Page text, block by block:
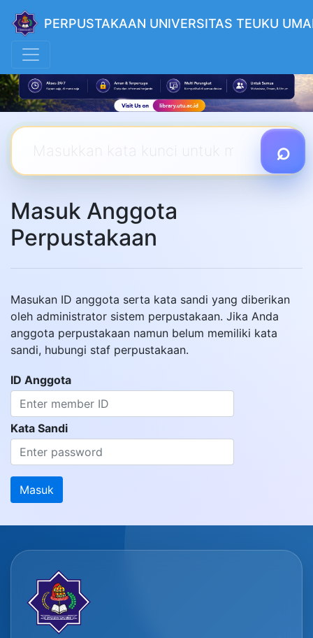
PERPUSTAKAAN UNIVERSITAS TEUKU
Masuk Anggota
Perpustakaan
Masukan ID anggota serta kata sandi yang diberikan
oleh administrator sistem perpustakaan. Jika Anda
anggota perpustakaan namun belum memiliki kata
sandi, hubungi staf perpustakaan.
ID Anggota
Kata Sandi